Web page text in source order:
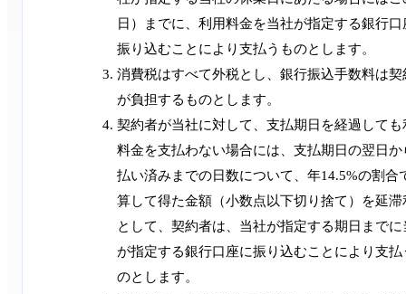
日）までに、利用料金を当社が指定する銀行口
振り込むことにより支払うものとします。
消費税はすべて外税とし、銀行振込手数料は契
が負担するものとします。
契約者が当社に対して、支払期日を経過しても
料金を支払わない場合には、支払期日の翌日か
払い済みまでの日数について、年14.5%の割合
算して得た金額（小数点以下切り捨て）を延滞
として、契約者は、当社が指定する期日までに
が指定する銀行口座に振り込むことにより支払
のとします。